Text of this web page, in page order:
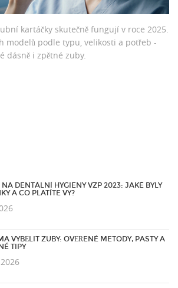
kartáčky skutečně fungují v roce 2025.
modelů podle typu, velikosti a potřeb -
dásně i zpětné zuby.
NA DENTÁLNÍ HYGIENY VZP 2023: JAKÉ BYLY
A CO PLATÍTE VY?
VYBĚLIT ZUBY: OVĚŘENÉ METODY, PASTY A
TIPY